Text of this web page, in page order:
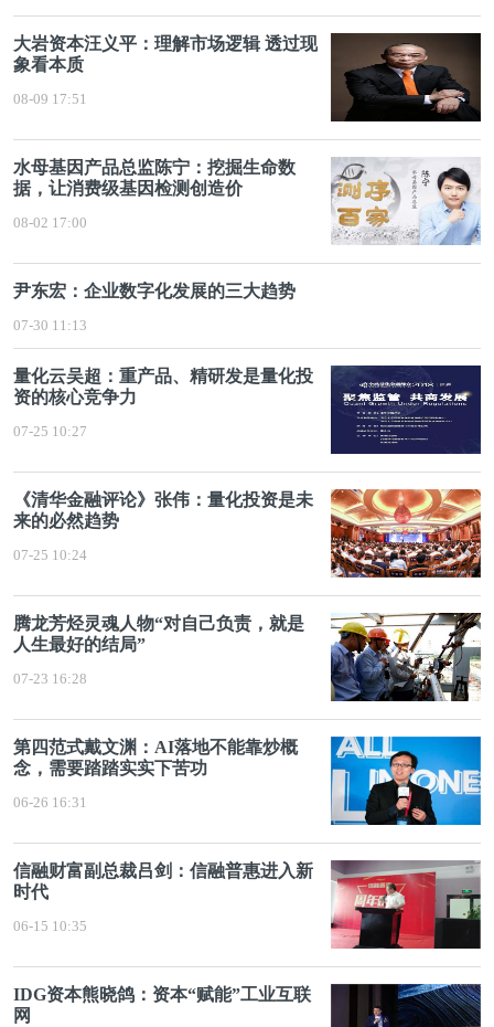
大岩资本汪义平：理解市场逻辑 透过现
象看本质
08-09 17:51
水母基因产品总监陈宁：挖掘生命数
据，让消费级基因检测创造价
08-02 17:00
尹东宏：企业数字化发展的三大趋势
07-30 11:13
量化云吴超：重产品、精研发是量化投
资的核心竞争力
07-25 10:27
《清华金融评论》张伟：量化投资是未
来的必然趋势
07-25 10:24
腾龙芳烃灵魂人物“对自己负责，就是
人生最好的结局”
07-23 16:28
第四范式戴文渊：AI落地不能靠炒概
念，需要踏踏实实下苦功
06-26 16:31
信融财富副总裁吕剑：信融普惠进入新
时代
06-15 10:35
IDG资本熊晓鸽：资本“赋能”工业互联
网